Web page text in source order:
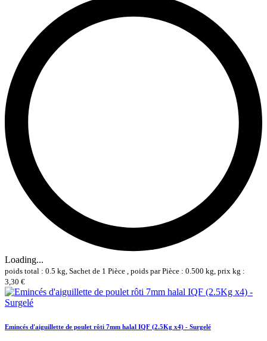
Loading...
poids total : 0.5 kg, Sachet de 1 Pièce , poids par Pièce : 0.500 kg, prix kg :
3,30 €
Emincés d'aiguillette de poulet rôti 7mm halal IQF (2.5Kg x4) - Surgelé